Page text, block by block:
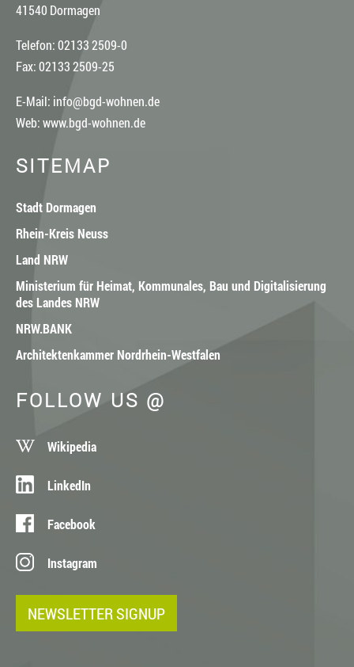
41540 Dormagen
Telefon: 02133 2509-0
Fax: 02133 2509-25
E-Mail: info@bgd-wohnen.de
Web:www.bgd-wohnen.de
SITEMAP
Stadt Dormagen
Rhein-Kreis Neuss
Land NRW
Ministerium für Heimat, Kommunales, Bau und Digitalisierung
des Landes NRW
NRW.BANK
Architektenkammer Nordrhein-Westfalen
FOLLOW US @
Wikipedia
LinkedIn
Facebook
Instagram
NEWSLETTER SIGNUP